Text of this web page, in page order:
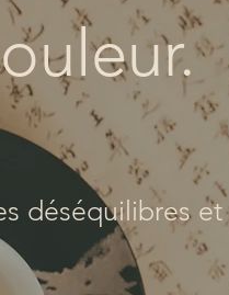
déséquilibres et